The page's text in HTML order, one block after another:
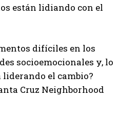
están lidiando con el
difíciles en los
socioemocionales y, lo
el cambio?
Cruz Neighborhood